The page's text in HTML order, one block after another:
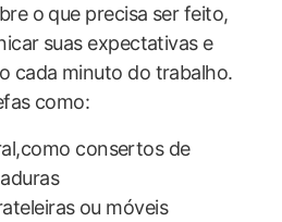
o que precisa ser feito,
suas expectativas e
cada minuto do trabalho.
como:
consertos de
ou móveis